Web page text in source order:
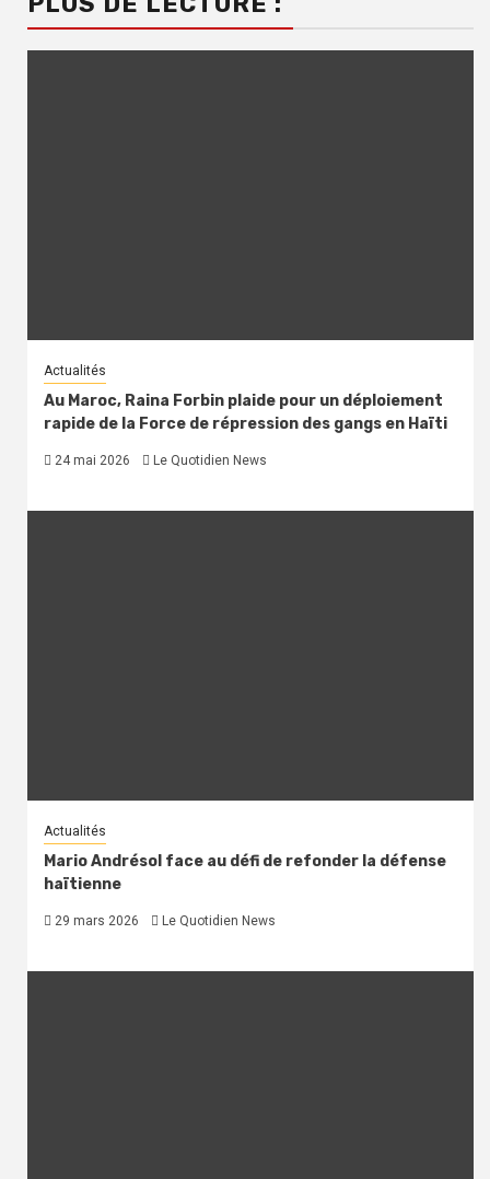
Actualités
Au Maroc, Raina Forbin plaide pour un déploiement
rapide de la Force de répression des gangs en Haïti
24 mai 2026 Le Quotidien News
Actualités
Mario Andrésol face au défi de refonder la défense
haïtienne
29 mars 2026 Le Quotidien News